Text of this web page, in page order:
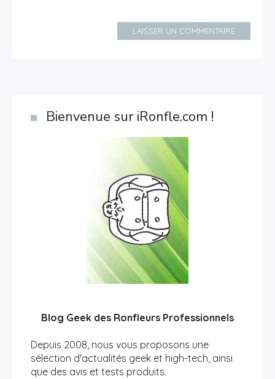
LAISSER UN COMMENTAIRE
Bienvenue sur iRonfle.com !
Blog Geek des Ronfleurs Professionnels
Depuis 2008, nous vous proposons une
sélection d'actualités geek et high-tech, ainsi
que des avis et tests produits.